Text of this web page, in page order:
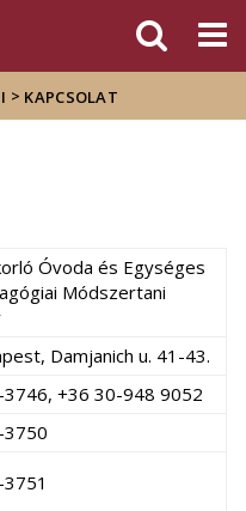
> KAPCSOLAT
Óvoda és Egységes
Módszertani
Damjanich u. 41-43.
+36 30-948 9052